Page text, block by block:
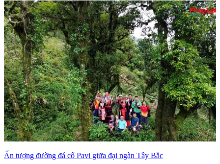
Ấn tượng đường đá cổ Pavi giữa đại ngàn Tây Bắc